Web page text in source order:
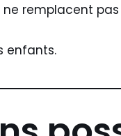
remplacent
enfants.